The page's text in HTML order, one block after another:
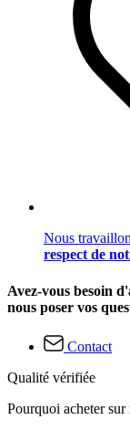
Nous
respect de
Avez-vous besoin
nous poser vos
Contact
Qualité vérifiée
Pourquoi acheter